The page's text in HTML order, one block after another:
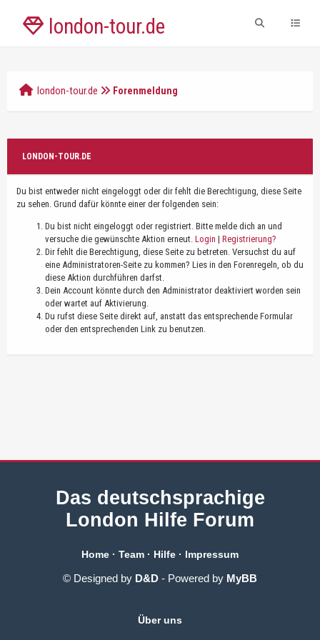
london-tour.de
london-tour.de Forenmeldung
LONDON-TOUR.DE
Du bist entweder nicht eingeloggt oder dir fehlt die Berechtigung, diese Seite
zu sehen. Grund dafür könnte einer der folgenden sein:
Du bist nicht eingeloggt oder registriert. Bitte melde dich an und
versuche die gewünschte Aktion erneut. Login | Registrierung?
Dir fehlt die Berechtigung, diese Seite zu betreten. Versuchst du auf
eine Administratoren-Seite zu kommen? Lies in den Forenregeln, ob du
diese Aktion durchführen darfst.
Dein Account könnte durch den Administrator deaktiviert worden sein
oder wartet auf Aktivierung.
Du rufst diese Seite direkt auf, anstatt das entsprechende Formular
oder den entsprechenden Link zu benutzen.
Das deutschsprachige
London Hilfe Forum
Home · Team · Hilfe · Impressum
© Designed by D&D - Powered by MyBB
Über uns